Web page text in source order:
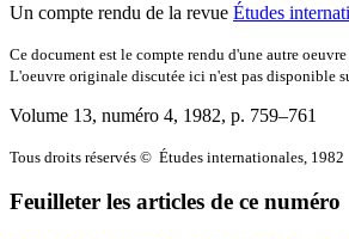
Un compte rendu de la revue Études
Ce document est le compte rendu d'une autre
L'oeuvre originale discutée ici n'est pas disponible
Volume 13, numéro 4, 1982, p. 759–761
Tous droits réservés © Études internationales, 1982
Feuilleter les articles de ce numéro